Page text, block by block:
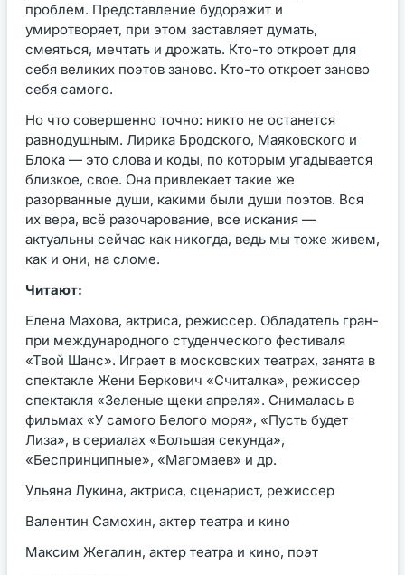
проблем. Представление будоражит и
умиротворяет, при этом заставляет думать,
смеяться, мечтать и дрожать. Кто-то откроет для
себя великих поэтов заново. Кто-то откроет заново
себя самого.
Но что совершенно точно: никто не останется
равнодушным. Лирика Бродского, Маяковского и
Блока — это слова и коды, по которым угадывается
близкое, свое. Она привлекает такие же
разорванные души, какими были души поэтов. Вся
их вера, всё разочарование, все искания —
актуальны сейчас как никогда, ведь мы тоже живем,
как и они, на сломе.
Читают:
Елена Махова, актриса, режиссер. Обладатель гран-
при международного студенческого фестиваля
«Твой Шанс». Играет в московских театрах, занята в
спектакле Жени Беркович «Считалка», режиссер
спектакля «Зеленые щеки апреля». Снималась в
фильмах «У самого Белого моря», «Пусть будет
Лиза», в сериалах «Большая секунда»,
«Беспринципные», «Магомаев» и др.
Ульяна Лукина, актриса, сценарист, режиссер
Валентин Самохин, актер театра и кино
Максим Жегалин, актер театра и кино, поэт